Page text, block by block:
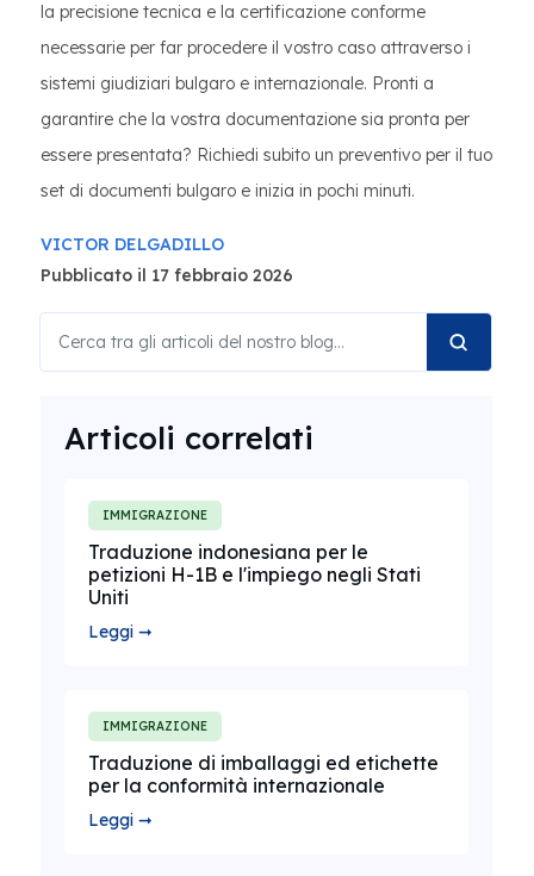
la precisione tecnica e la certificazione conforme
necessarie per far procedere il vostro caso attraverso i
sistemi giudiziari bulgaro e internazionale. Pronti a
garantire che la vostra documentazione sia pronta per
essere presentata? Richiedi subito un preventivo per il tuo
set di documenti bulgaro e inizia in pochi minuti.
VICTOR DELGADILLO
Pubblicato il 17 febbraio 2026
Articoli correlati
IMMIGRAZIONE
Traduzione indonesiana per le
petizioni H-1B e l'impiego negli Stati
Uniti
Leggi ➞
IMMIGRAZIONE
Traduzione di imballaggi ed etichette
per la conformità internazionale
Leggi ➞